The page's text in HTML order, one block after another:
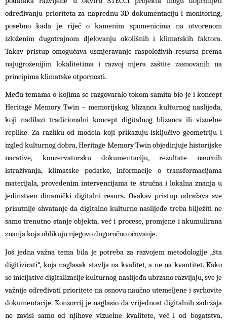
određivanju prioriteta za naprednu 3D dokumentaciju i monitoring,
posebno kada je riječ o kamenim spomenicima na otvorenom
izloženim dugotrajnom djelovanju okolišnih i klimatskih faktora.
Takav pristup omogućava usmjeravanje raspoloživih resursa prema
najugroženijim lokalitetima i razvoj mjera zaštite zasnovanih na
principima klimatske otpornosti.
Među temama o kojima se razgovaralo tokom samita bio je i koncept
Heritage Memory Twin – memorijskog blizanca kulturnog naslijeđa,
koji nadilazi tradicionalni koncept digitalnog blizanca ili vizuelne
replike. Za razliku od modela koji prikazuju isključivo geometriju i
izgled kulturnog dobra, Heritage Memory Twin objedinjuje historijske
narative, konzervatorsku dokumentaciju, rezultate naučnih
istraživanja, klimatske podatke, informacije o transformacijama
materijala, provedenim intervencijama te stručna i lokalna znanja u
jedinstven dinamički digitalni resurs. Ovakav pristup odražava sve
prisutnije shvatanje da digitalno kulturno naslijeđe treba bilježiti ne
samo trenutno stanje objekta, već i procese, promjene i akumulirana
znanja koja oblikuju njegovo dugoročno očuvanje.
Još jedna važna tema bila je potreba za razvojem metodologije „šta
digitizirati“, koja naglasak stavlja na kvalitet, a ne na kvantitet. Kako
se inicijative digitalizacije kulturnog naslijeđa ubrzano razvijaju, sve je
važnije određivati prioritete na osnovu naučno utemeljene i svrhovite
dokumentacije. Konzorcij je naglasio da vrijednost digitalnih sadržaja
ne zavisi samo od njihove vizuelne kvalitete, već i od bogatstva,